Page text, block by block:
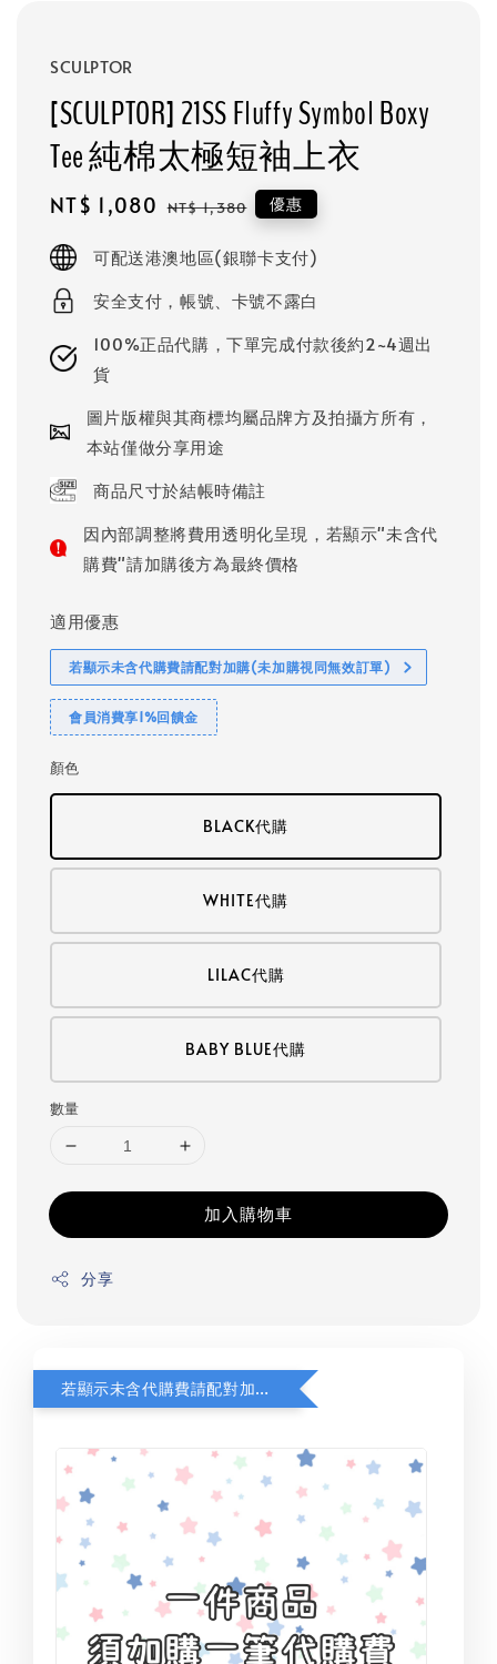
SCULPTOR
[SCULPTOR] 21SS Fluffy Symbol Boxy
Tee 純棉太極短袖上衣
Sale
NT$ 1,080 Regular
NT$ 1,380 優惠
可配送港澳地區(銀聯卡支付)
安全支付，帳號、卡號不露白
100%正品代購，下單完成付款後約2~4週出
貨
圖片版權與其商標均屬品牌方及拍攝方所有，
本站僅做分享用途
商品尺寸於結帳時備註
因內部調整將費用透明化呈現，若顯示"未含代
購費"請加購後方為最終價格
適用優惠
若顯示未含代購費請配對加購(未加購視同無效訂單)
會員消費享1%回饋金
顏色
BLACK代購
WHITE代購
LILAC代購
BABY BLUE代購
數量
加入購物車
分享
若顯示未含代購費請配對加購(未加購視同無效訂單)